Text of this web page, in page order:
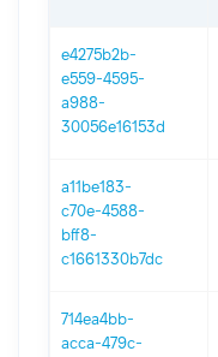
e4275b2b-
e559-4595-
a988-
30056e16153d
a11be183-
c70e-4588-
bff8-
c1661330b7dc
714ea4bb-
acca-479c-